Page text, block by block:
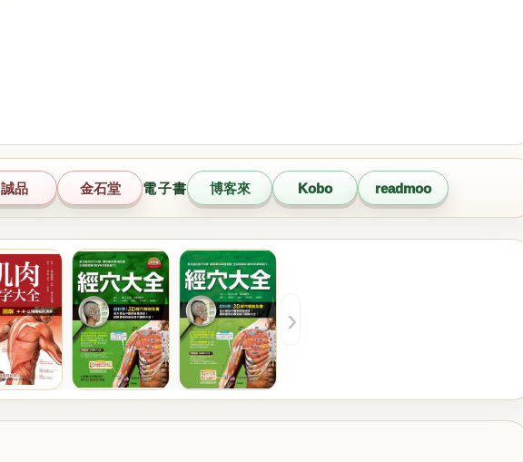
誠品 金石堂 電子書 博客來 Kobo readmoo
›